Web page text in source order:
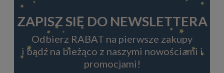
ZAPISZ SIĘ DO NEWSLETTERA
Odbierz RABAT na pierwsze zakupy
i bądź na bieżąco z naszymi nowościami i
promocjami!